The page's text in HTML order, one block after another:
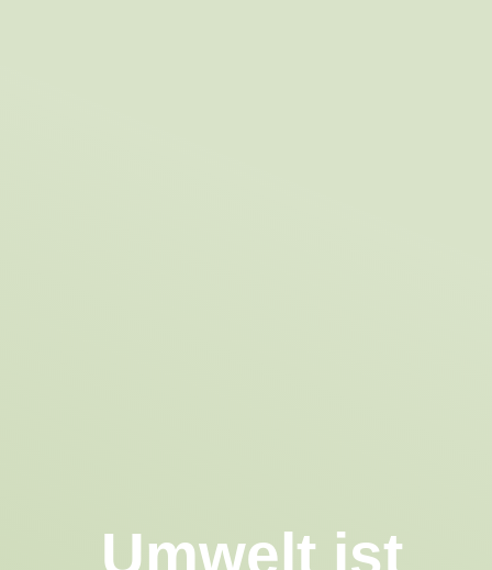
Umwelt ist